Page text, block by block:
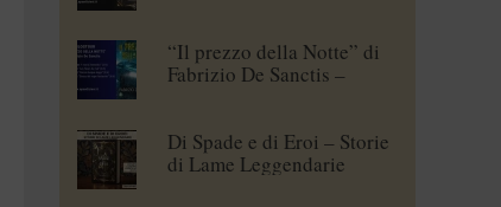
“Il prezzo della Notte” di
Fabrizio De Sanctis –
Di Spade e di Eroi – Storie
di Lame Leggendarie